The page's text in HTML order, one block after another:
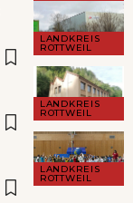
LANDKREIS
ROTTWEIL
LANDKREIS
ROTTWEIL
LANDKREIS
ROTTWEIL